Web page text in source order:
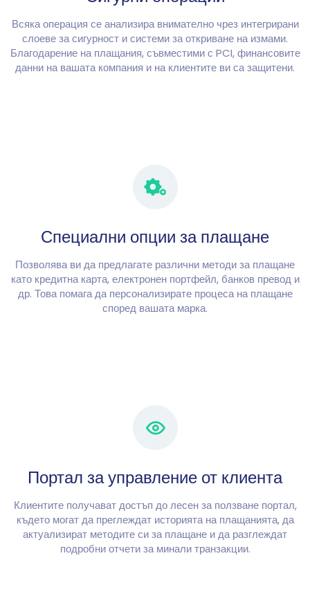
Всяка операция се анализира внимателно чрез интегрирани
слоеве за сигурност и системи за откриване на измами.
Благодарение на плащания, съвместими с PCI, финансовите
данни на вашата компания и на клиентите ви са защитени.
Специални опции за плащане
Позволява ви да предлагате различни методи за плащане
като кредитна карта, електронен портфейл, банков превод и
др. Това помага да персонализирате процеса на плащане
според вашата марка.
Портал за управление от клиента
Клиентите получават достъп до лесен за ползване портал,
където могат да преглеждат историята на плащанията, да
актуализират методите си за плащане и да разглеждат
подробни отчети за минали транзакции.